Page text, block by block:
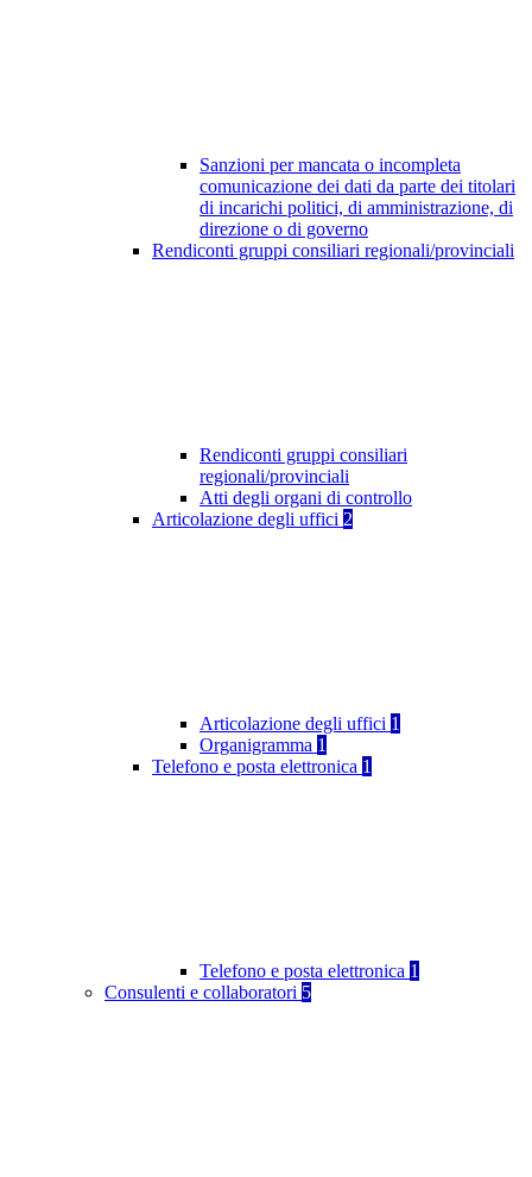
Sanzioni per mancata o incompleta
comunicazione dei dati da parte dei titolari
di incarichi politici, di amministrazione, di
direzione o di governo
Rendiconti gruppi consiliari regionali/provinciali
Rendiconti gruppi consiliari
regionali/provinciali
Atti degli organi di controllo
Articolazione degli uffici 2
Articolazione degli uffici 1
Organigramma 1
Telefono e posta elettronica 1
Telefono e posta elettronica 1
Consulenti e collaboratori 5